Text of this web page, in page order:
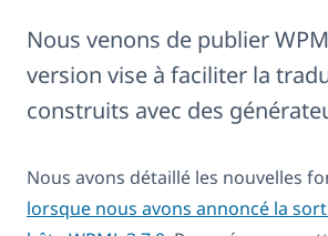
Nous venons de publier
version vise à faciliter la
construits avec des
Nous avons détaillé les nouvelles
lorsque nous avons annoncé la